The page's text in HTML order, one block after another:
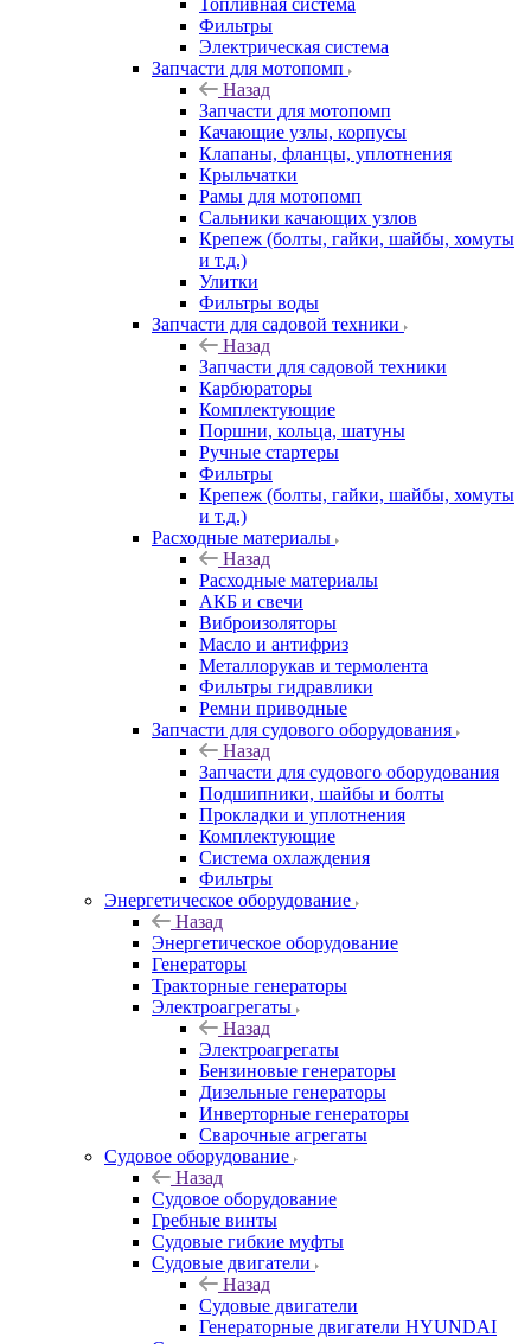
Топливная система
Фильтры
Электрическая система
Запчасти для мотопомп
Назад
Запчасти для мотопомп
Качающие узлы, корпусы
Клапаны, фланцы, уплотнения
Крыльчатки
Рамы для мотопомп
Сальники качающих узлов
Крепеж (болты, гайки, шайбы, хомуты
и т.д.)
Улитки
Фильтры воды
Запчасти для садовой техники
Назад
Запчасти для садовой техники
Карбюраторы
Комплектующие
Поршни, кольца, шатуны
Ручные стартеры
Фильтры
Крепеж (болты, гайки, шайбы, хомуты
и т.д.)
Расходные материалы
Назад
Расходные материалы
АКБ и свечи
Виброизоляторы
Масло и антифриз
Металлорукав и термолента
Фильтры гидравлики
Ремни приводные
Запчасти для судового оборудования
Назад
Запчасти для судового оборудования
Подшипники, шайбы и болты
Прокладки и уплотнения
Комплектующие
Система охлаждения
Фильтры
Энергетическое оборудование
Назад
Энергетическое оборудование
Генераторы
Тракторные генераторы
Электроагрегаты
Назад
Электроагрегаты
Бензиновые генераторы
Дизельные генераторы
Инверторные генераторы
Сварочные агрегаты
Судовое оборудование
Назад
Судовое оборудование
Гребные винты
Судовые гибкие муфты
Судовые двигатели
Назад
Судовые двигатели
Генераторные двигатели HYUNDAI